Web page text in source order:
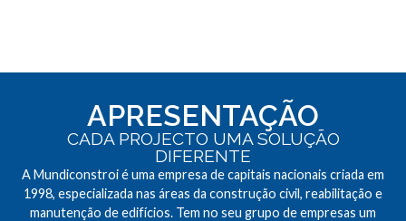
APRESENTAÇÃO
CADA PROJECTO UMA SOLUÇÃO
DIFERENTE
A Mundiconstroi é uma empresa de capitais nacionais criada em
1998, especializada nas áreas da construção civil, reabilitação e
manutenção de edifícios. Tem no seu grupo de empresas um